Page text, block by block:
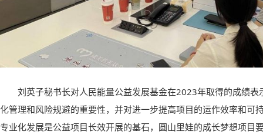
刘英子秘书长对人民能量公益发展基金在2023年取得的成绩
化管理和风险规避的重要性，并对进一步提高项目的运作效率和可
专业化发展是公益项目长效开展的基石，圆山里娃的成长梦想项目